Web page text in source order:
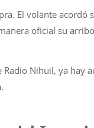
El volante
oficial su
Nihuil, ya hay